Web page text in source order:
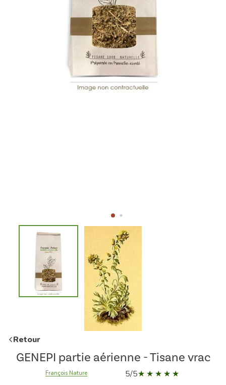
Retour
GENEPI partie aérienne - Tisane vrac
François Nature 5/5